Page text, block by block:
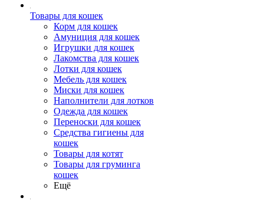
Товары для кошек
Корм для кошек
Амуниция для кошек
Игрушки для кошек
Лакомства для кошек
Лотки для кошек
Мебель для кошек
Миски для кошек
Наполнители для лотков
Одежда для кошек
Переноски для кошек
Средства гигиены для
кошек
Товары для котят
Товары для груминга
кошек
Ещё